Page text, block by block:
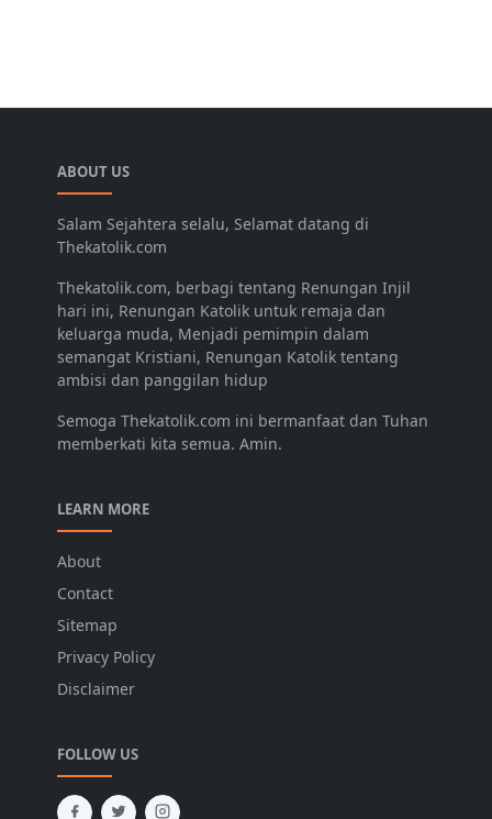
ABOUT US
Salam Sejahtera selalu, Selamat datang di
Thekatolik.com
Thekatolik.com, berbagi tentang Renungan Injil
hari ini, Renungan Katolik untuk remaja dan
keluarga muda, Menjadi pemimpin dalam
semangat Kristiani, Renungan Katolik tentang
ambisi dan panggilan hidup
Semoga Thekatolik.com ini bermanfaat dan Tuhan
memberkati kita semua. Amin.
LEARN MORE
About
Contact
Sitemap
Privacy Policy
Disclaimer
FOLLOW US